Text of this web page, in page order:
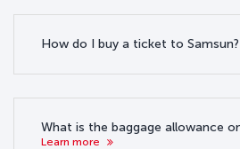
How do I buy a ticket to Samsun?
What is the baggage allowance
Learn more